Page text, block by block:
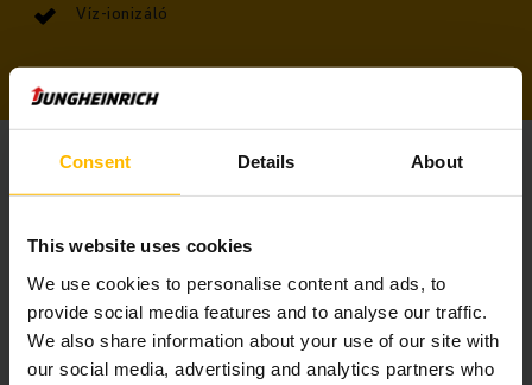
Consent Details About
This website uses cookies
We use cookies to personalise content and ads, to
provide social media features and to analyse our traffic.
We also share information about your use of our site with
our social media, advertising and analytics partners who
Víz-ionizáló
A tárolót kombinálhatjuk visszahúzó berendezéssel - a
földön fekvő, töltőkábelek sérülésének elkerülésére - vagy
hogy a targonca ne érhesse el a töltőt.
RÉSZLETES INFORMÁCIÓ KÉRÉSE/ AJÁNLATKÉRÉS